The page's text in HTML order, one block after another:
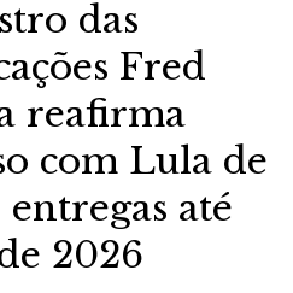
das
Fred
reafirma
com Lula de
até
2026